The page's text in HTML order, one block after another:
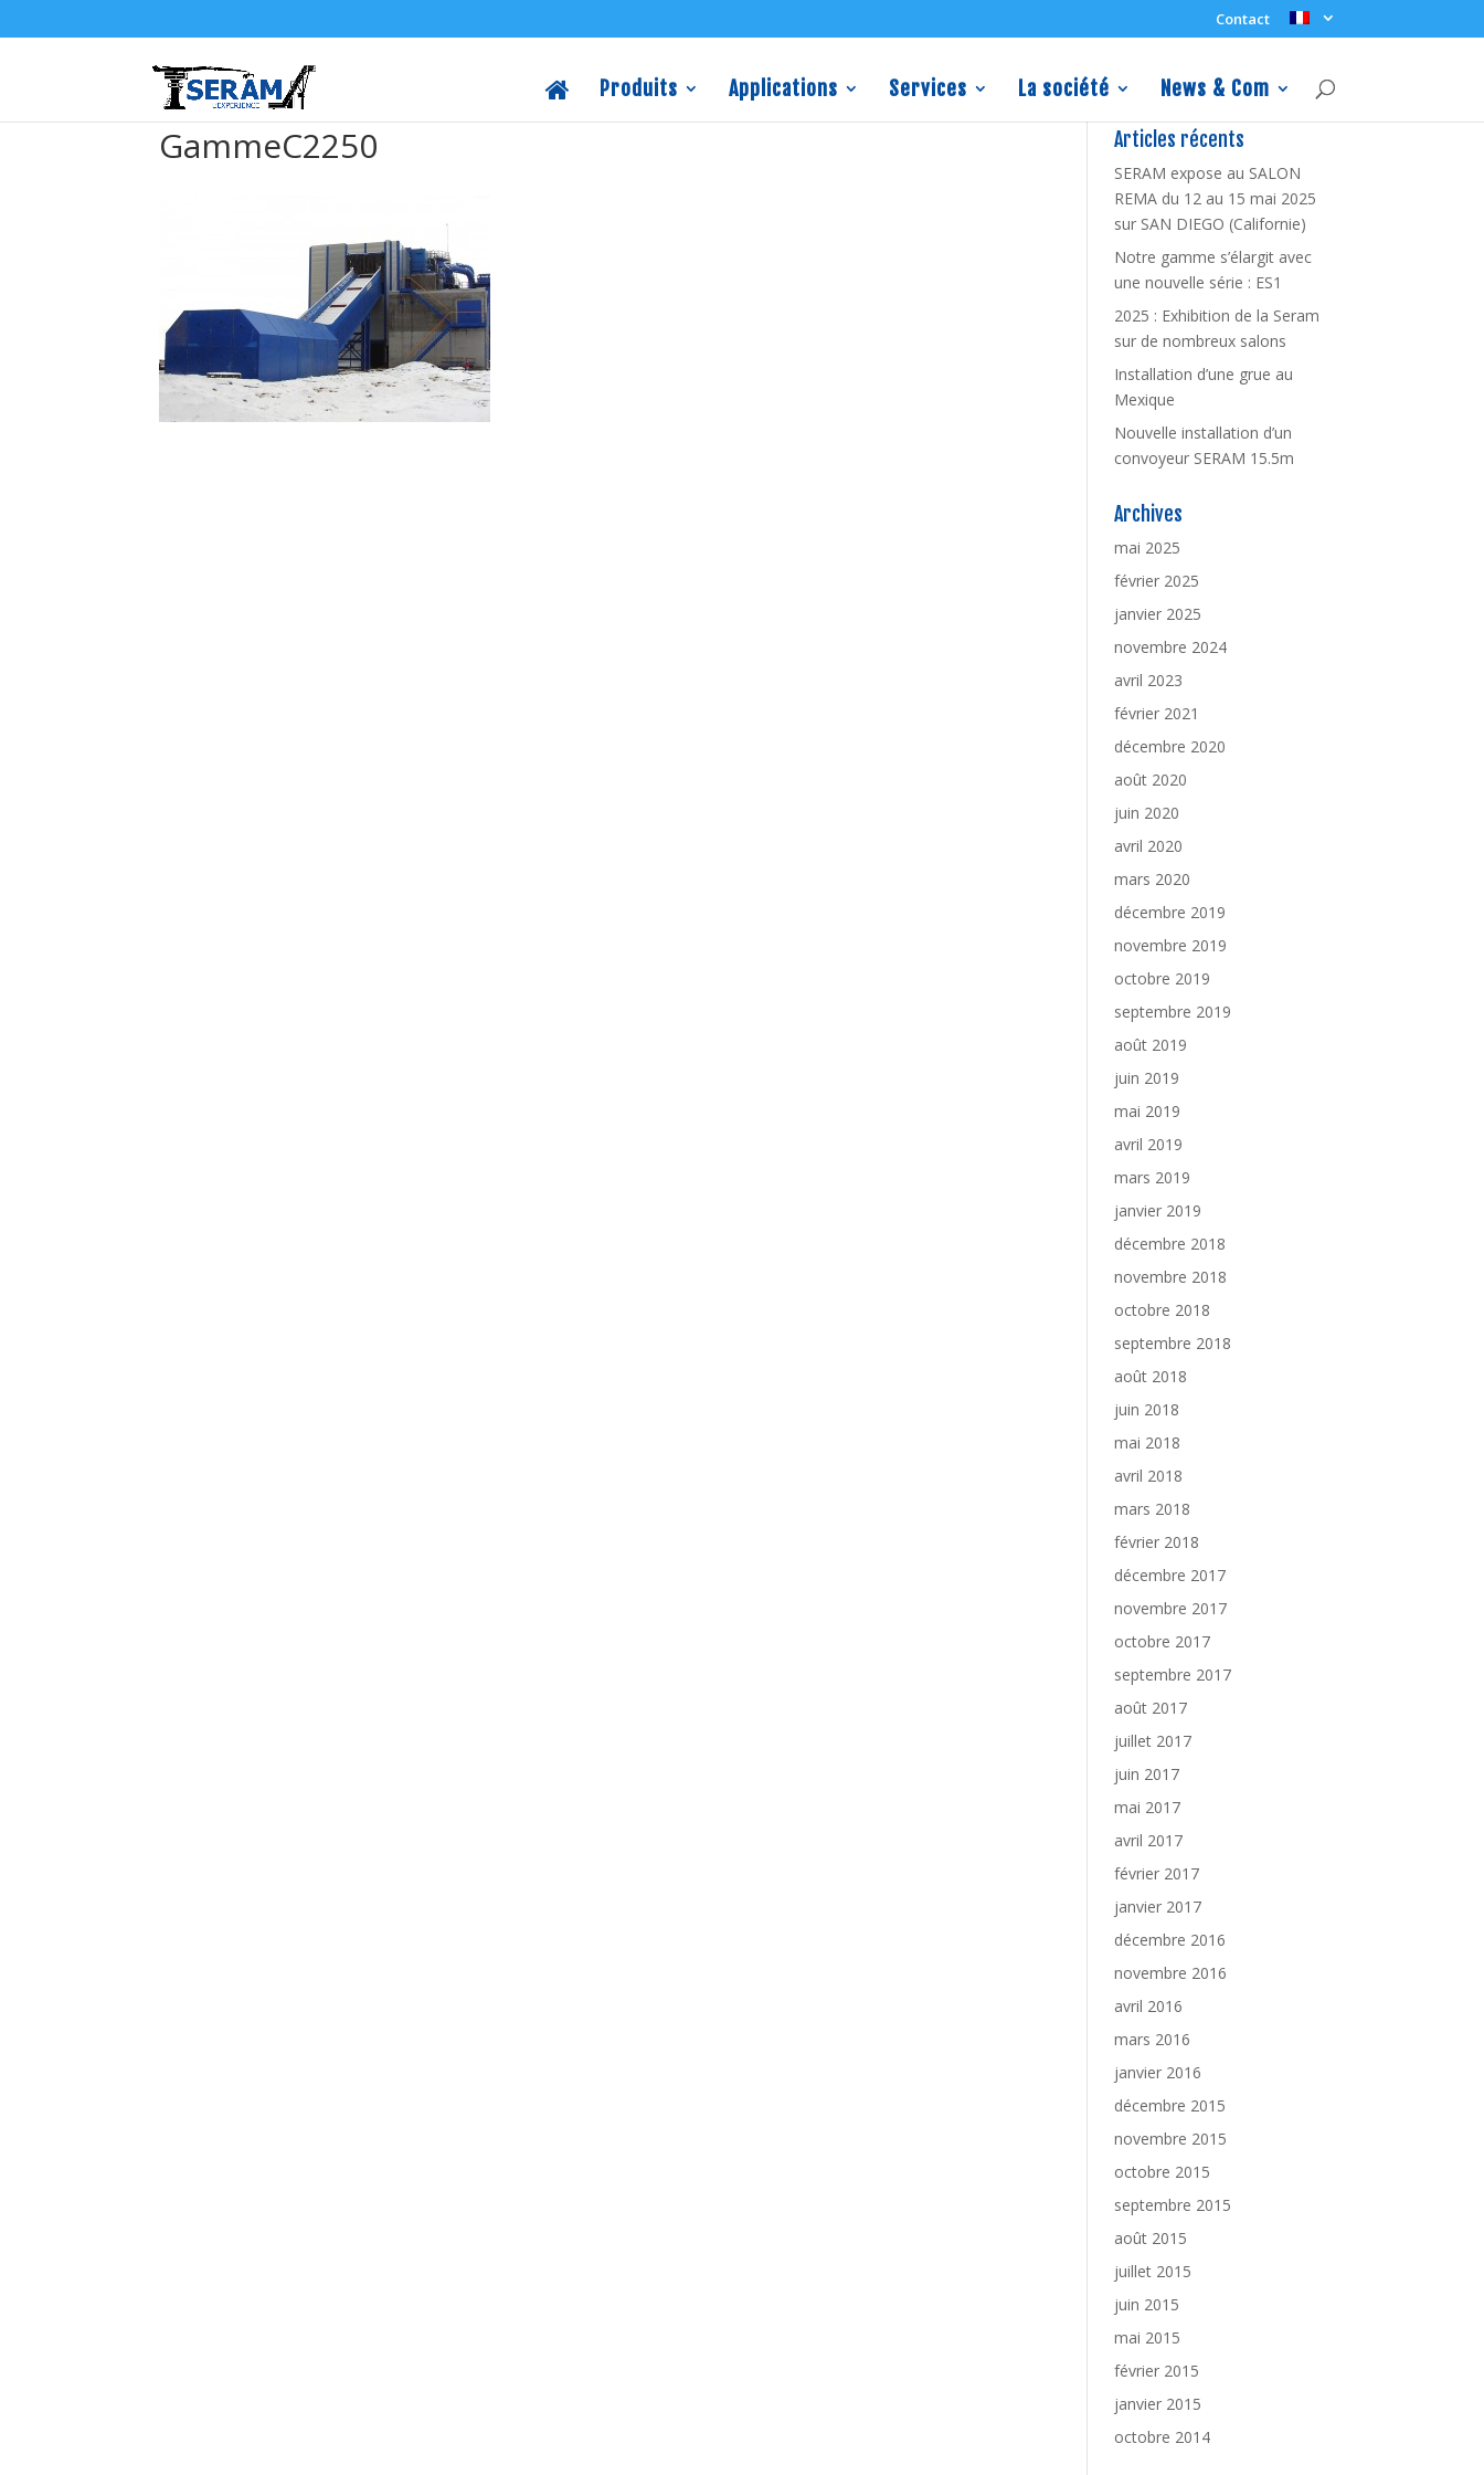
Contact
Produits Applications Services La société News & Com
GammeC2250 Articles récents
SERAM expose au SALON
REMA du 12 au 15 mai 2025
sur SAN DIEGO (Californie)
Notre gamme s’élargit avec
une nouvelle série : ES1
2025 : Exhibition de la Seram
sur de nombreux salons
Installation d’une grue au
Mexique
Nouvelle installation d’un
convoyeur SERAM 15.5m
Archives
mai 2025
février 2025
janvier 2025
novembre 2024
avril 2023
février 2021
décembre 2020
août 2020
juin 2020
avril 2020
mars 2020
décembre 2019
novembre 2019
octobre 2019
septembre 2019
août 2019
juin 2019
mai 2019
avril 2019
mars 2019
janvier 2019
décembre 2018
novembre 2018
octobre 2018
septembre 2018
août 2018
juin 2018
mai 2018
avril 2018
mars 2018
février 2018
décembre 2017
novembre 2017
octobre 2017
septembre 2017
août 2017
juillet 2017
juin 2017
mai 2017
avril 2017
février 2017
janvier 2017
décembre 2016
novembre 2016
avril 2016
mars 2016
janvier 2016
décembre 2015
novembre 2015
octobre 2015
septembre 2015
août 2015
juillet 2015
juin 2015
mai 2015
février 2015
janvier 2015
octobre 2014